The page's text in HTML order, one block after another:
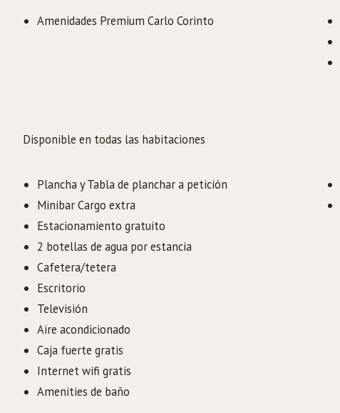
Amenidades Premium Carlo Corinto
Disponible en todas las habitaciones
Plancha y Tabla de planchar a petición
Minibar Cargo extra
Estacionamiento gratuito
2 botellas de agua por estancia
Cafetera/tetera
Escritorio
Televisión
Aire acondicionado
Caja fuerte gratis
Internet wifi gratis
Amenities de baño